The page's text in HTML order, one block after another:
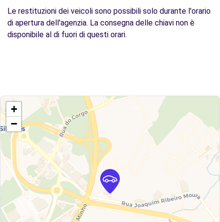
Le restituzioni dei veicoli sono possibili solo durante l'orario
di apertura dell'agenzia. La consegna delle chiavi non è
disponibile al di fuori di questi orari.
+
−